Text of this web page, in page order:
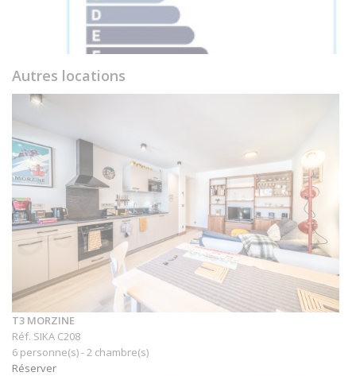
Autres locations
T3 MORZINE
Réf. SIKA C208
6 personne(s) - 2 chambre(s)
Réserver